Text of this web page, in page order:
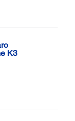
K3